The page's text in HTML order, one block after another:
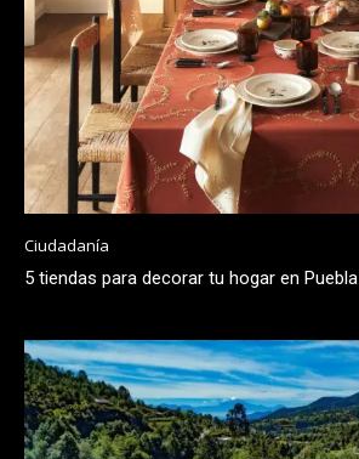
Ciudadanía
5 tiendas para decorar tu hogar en Puebla